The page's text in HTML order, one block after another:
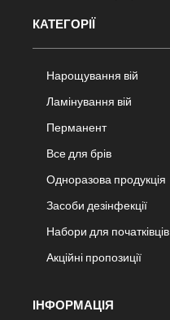
КАТЕГОРІЇ
Нарощування вій
Ламінування вій
Перманент
Все для брів
Одноразова продукція
Засоби дезінфекції
Набори для початківців
Акційні пропозиції
ІНФОРМАЦІЯ